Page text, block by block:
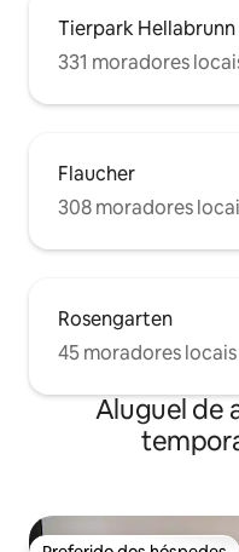
Tierpark Hellabrunn
331 moradores
Flaucher
308 moradores
Rosengarten
45 moradores
Aluguel de